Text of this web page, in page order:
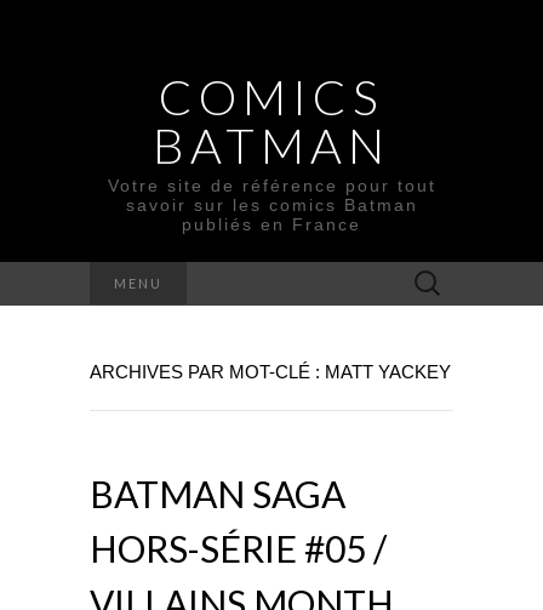
COMICS
BATMAN
Votre site de référence pour tout
savoir sur les comics Batman
publiés en France
MENU Rechercher :
ARCHIVES PAR MOT-CLÉ : MATT YACKEY
BATMAN SAGA
HORS-SÉRIE #05 /